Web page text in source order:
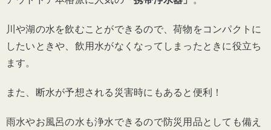
川や湖の水を飲むことができるので、荷物をコンパクトに
したいときや、飲用水がなくなってしまったときに役立ち
ます。
また、断水が予想される災害時にもあると便利！
雨水やお風呂の水も浄水できるので防災用品としても備え